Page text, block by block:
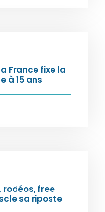
France fixe la
à 15 ans
rodéos, free
sa riposte